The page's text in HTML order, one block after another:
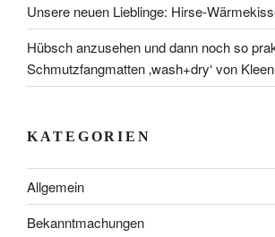
Unsere neuen Lieblinge: Hirse-
Hübsch anzusehen und dann noch so
Schmutzfangmatten ‚wash+dry‘ von
KATEGORIEN
Allgemein
Bekanntmachungen